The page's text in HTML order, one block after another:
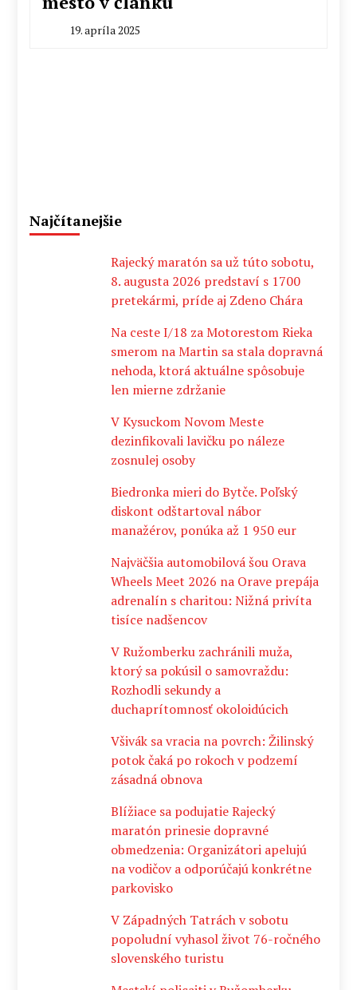
19. apríla 2025
Najčítanejšie
Rajecký maratón sa už túto sobotu,
8. augusta 2026 predstaví s 1700
pretekármi, príde aj Zdeno Chára
Na ceste I/18 za Motorestom Rieka
smerom na Martin sa stala dopravná
nehoda, ktorá aktuálne spôsobuje
len mierne zdržanie
V Kysuckom Novom Meste
dezinfikovali lavičku po náleze
zosnulej osoby
Biedronka mieri do Bytče. Poľský
diskont odštartoval nábor
manažérov, ponúka až 1 950 eur
Najväčšia automobilová šou Orava
Wheels Meet 2026 na Orave prepája
adrenalín s charitou: Nižná privíta
tisíce nadšencov
V Ružomberku zachránili muža,
ktorý sa pokúsil o samovraždu:
Rozhodli sekundy a
duchaprítomnosť okoloidúcich
Všivák sa vracia na povrch: Žilinský
potok čaká po rokoch v podzemí
zásadná obnova
Blížiace sa podujatie Rajecký
maratón prinesie dopravné
obmedzenia: Organizátori apelujú
na vodičov a odporúčajú konkrétne
parkovisko
V Západných Tatrách v sobotu
popoludní vyhasol život 76-ročného
slovenského turistu